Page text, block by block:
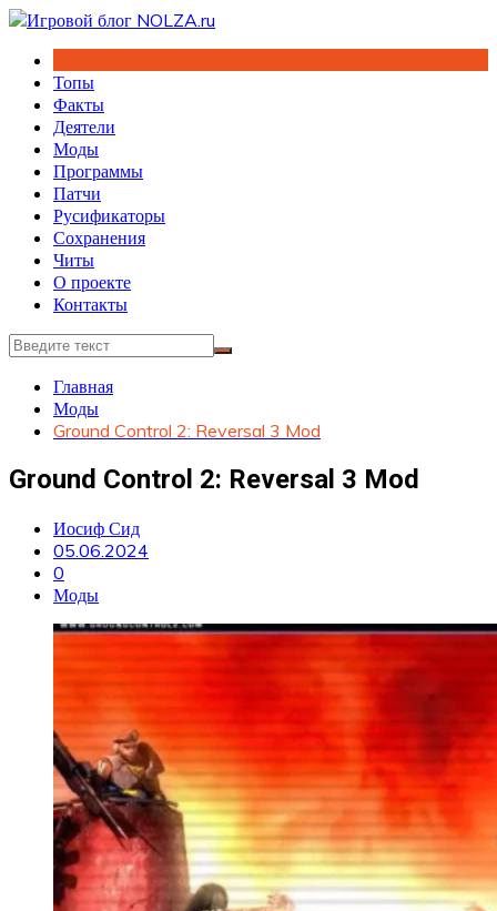
Перейти
содержимому
Топы
Факты
Деятели
Моды
Программы
Патчи
Русификаторы
Сохранения
Читы
О проекте
Контакты
Главная
Моды
Ground Control 2: Reversal 3 Mod
Ground Control 2: Reversal 3 Mod
Иосиф Сид
05.06.2024
0
Моды